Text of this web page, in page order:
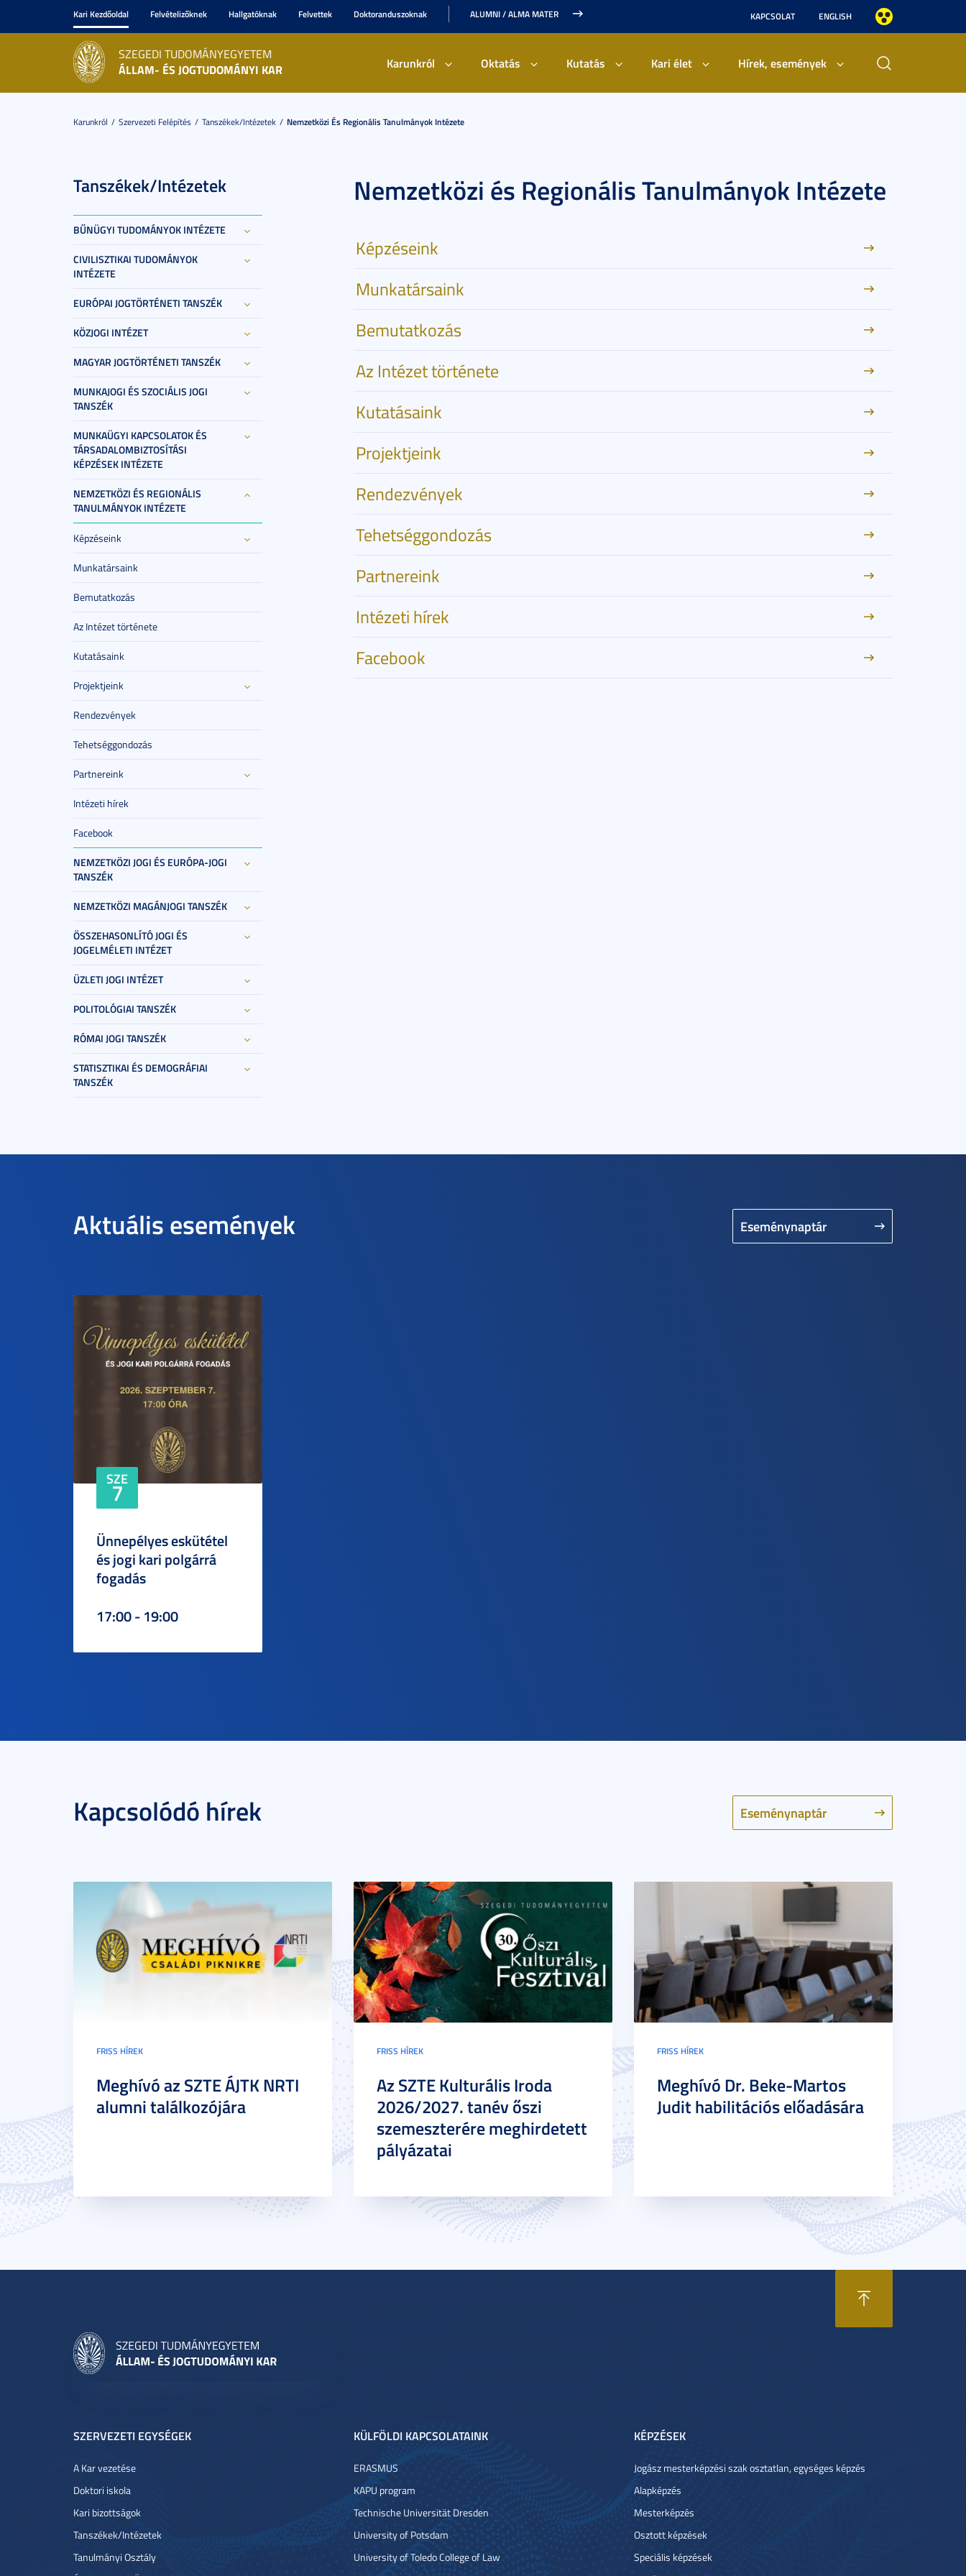
Kari Kezdőoldal Felvételizőknek Hallgatóknak Felvettek Doktoranduszoknak ALUMNI / ALMA MATER KAPCSOLAT ENGLISH
SZEGEDI TUDOMÁNYEGYETEM
ÁLLAM- ÉS JOGTUDOMÁNYI KAR Karunkról Oktatás Kutatás Kari élet Hírek, események
Karunkról Szervezeti Felépítés Tanszékek/Intézetek Nemzetközi És Regionális Tanulmányok Intézete
Tanszékek/Intézetek
BŰNÜGYI TUDOMÁNYOK INTÉZETE
CIVILISZTIKAI TUDOMÁNYOK
INTÉZETE
EURÓPAI JOGTÖRTÉNETI TANSZÉK
KÖZJOGI INTÉZET
MAGYAR JOGTÖRTÉNETI TANSZÉK
MUNKAJOGI ÉS SZOCIÁLIS JOGI
TANSZÉK
MUNKAÜGYI KAPCSOLATOK ÉS
TÁRSADALOMBIZTOSÍTÁSI
KÉPZÉSEK INTÉZETE
NEMZETKÖZI ÉS REGIONÁLIS
TANULMÁNYOK INTÉZETE
Képzéseink
Munkatársaink
Bemutatkozás
Az Intézet története
Kutatásaink
Projektjeink
Rendezvények
Tehetséggondozás
Partnereink
Intézeti hírek
Facebook
NEMZETKÖZI JOGI ÉS EURÓPA-JOGI
TANSZÉK
NEMZETKÖZI MAGÁNJOGI TANSZÉK
ÖSSZEHASONLÍTÓ JOGI ÉS
JOGELMÉLETI INTÉZET
ÜZLETI JOGI INTÉZET
POLITOLÓGIAI TANSZÉK
RÓMAI JOGI TANSZÉK
STATISZTIKAI ÉS DEMOGRÁFIAI
TANSZÉK
Nemzetközi és Regionális Tanulmányok Intézete
Képzéseink
Munkatársaink
Bemutatkozás
Az Intézet története
Kutatásaink
Projektjeink
Rendezvények
Tehetséggondozás
Partnereink
Intézeti hírek
Facebook
Aktuális események Eseménynaptár
SZE
7
Ünnepélyes eskütétel
és jogi kari polgárrá
fogadás
17:00 - 19:00
Kapcsolódó hírek Eseménynaptár
FRISS HÍREK
Meghívó az SZTE ÁJTK NRTI
alumni találkozójára
FRISS HÍREK
Az SZTE Kulturális Iroda
2026/2027. tanév őszi
szemeszterére meghirdetett
pályázatai
FRISS HÍREK
Meghívó Dr. Beke-Martos
Judit habilitációs előadására
SZERVEZETI EGYSÉGEK
A Kar vezetése
Doktori iskola
Kari bizottságok
Tanszékek/Intézetek
Tanulmányi Osztály
KÜLFÖLDI KAPCSOLATAINK
ERASMUS
KAPU program
Technische Universität Dresden
University of Potsdam
University of Toledo College of Law
KÉPZÉSEK
Jogász mesterképzési szak osztatlan, egységes képzés
Alapképzés
Mesterképzés
Osztott képzések
Speciális képzések